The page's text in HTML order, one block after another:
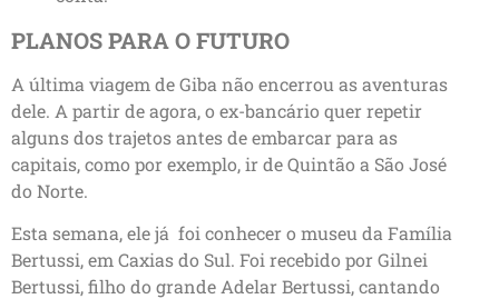
PLANOS PARA O FUTURO
A última viagem de Giba não encerrou as aventuras
dele. A partir de agora, o ex-bancário quer repetir
alguns dos trajetos antes de embarcar para as
capitais, como por exemplo, ir de Quintão a São José
do Norte.
Esta semana, ele já foi conhecer o museu da Família
Bertussi, em Caxias do Sul. Foi recebido por Gilnei
Bertussi, filho do grande Adelar Bertussi, cantando